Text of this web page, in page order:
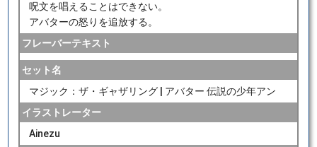
呪文を唱えることはできない。
アバターの怒りを追放する。
フレーバーテキスト
セット名
マジック：ザ・ギャザリング | アバター 伝説の少年アン
イラストレーター
Ainezu